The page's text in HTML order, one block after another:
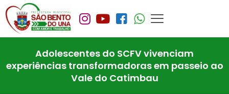
Adolescentes do SCFV vivenciam
experiências transformadoras em passeio ao
Vale do Catimbau